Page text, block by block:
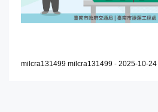
milcra131499 milcra131499 - 2025-10-24